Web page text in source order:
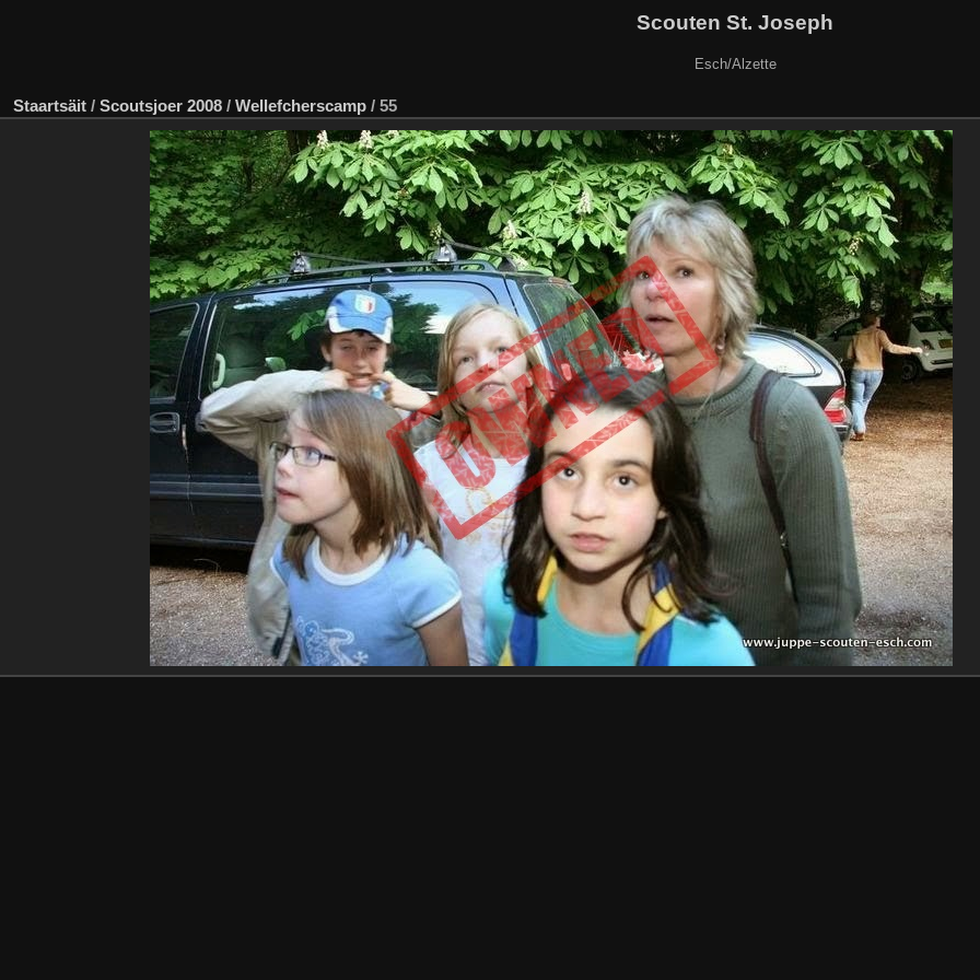
Scouten St. Joseph
Esch/Alzette
Staartsäit / Scoutsjoer 2008 / Wellefcherscamp / 55